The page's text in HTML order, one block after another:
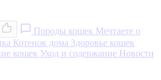
Породы кошек Мечтаете о
Котенок дома Здоровье кошек
кошек Уход и содержание Новости